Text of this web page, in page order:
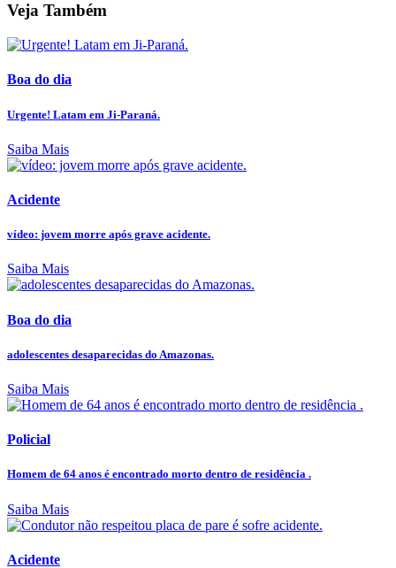
Veja Também
Boa do dia
Urgente! Latam em Ji-Paraná.
Saiba Mais
Acidente
vídeo: jovem morre após grave acidente.
Saiba Mais
Boa do dia
adolescentes desaparecidas do Amazonas.
Saiba Mais
Policial
Homem de 64 anos é encontrado morto dentro de residência .
Saiba Mais
Acidente